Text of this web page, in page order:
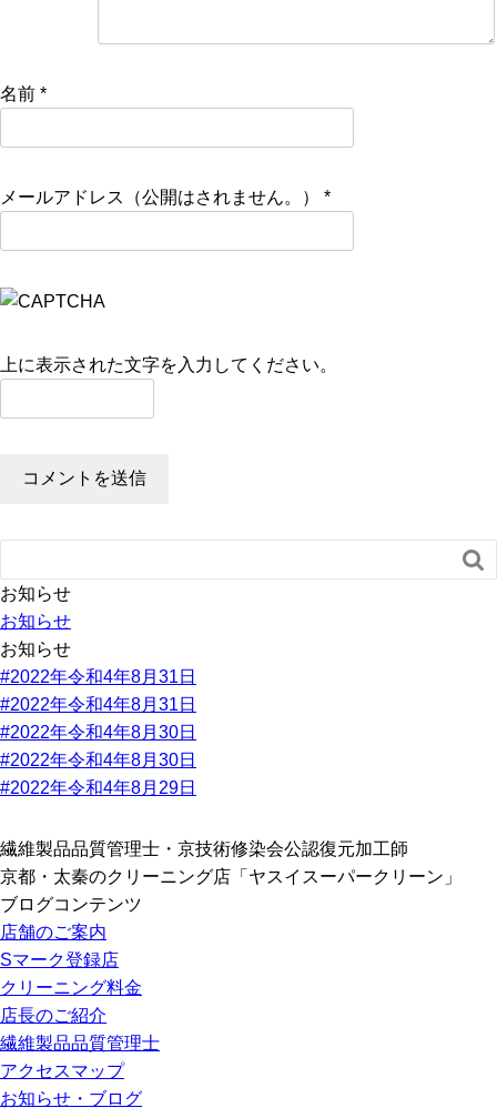
名前 *
メールアドレス（公開はされません。） *
上に表示された文字を入力してください。

お知らせ
お知らせ
お知らせ
#2022年令和4年8月31日
#2022年令和4年8月31日
#2022年令和4年8月30日
#2022年令和4年8月30日
#2022年令和4年8月29日
繊維製品品質管理士・京技術修染会公認復元加工師
京都・太秦のクリーニング店「ヤスイスーパークリーン」
ブログコンテンツ
店舗のご案内
Sマーク登録店
クリーニング料金
店長のご紹介
繊維製品品質管理士
アクセスマップ
お知らせ・ブログ